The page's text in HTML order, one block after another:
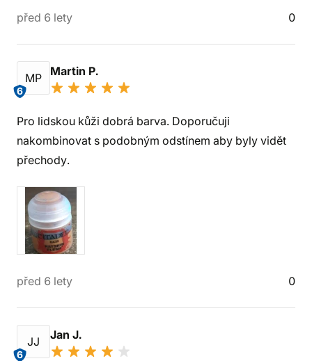
před 6 lety 0
MP
6
Martin P.
Pro lidskou kůži dobrá barva. Doporučuji
nakombinovat s podobným odstínem aby byly vidět
přechody.
před 6 lety 0
JJ
6
Jan J.